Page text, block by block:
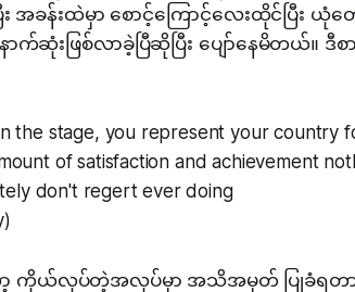
အခန်းထဲမှာ စောင့်ကြောင့်လေးထိုင်ပြီး ယုံတ
ောက်ဆုံးဖြစ်လာခဲ့ပြီဆိုပြီး ပျော်နေမိတယ်။
the stage, you represent your country
of satisfaction and achievement
don't regert ever doing
ာ့ ကိုယ်လုပ်တဲ့အလုပ်မှာ အသိအမှတ် ပြုခံရတာ